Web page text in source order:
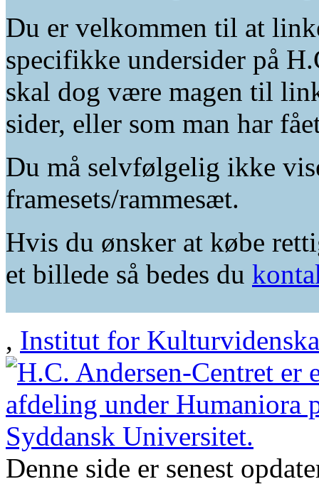
Du er velkommen til at
specifikke undersider på
skal dog være magen til
sider, eller som man har
Du må selvfølgelig ikke
framesets/rammesæt.
Hvis du ønsker at købe
et billede så bedes du
, Institut for
Denne side er senest